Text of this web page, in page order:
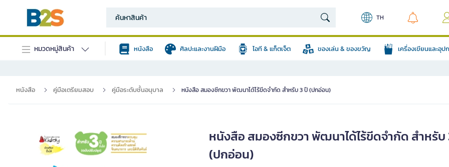
TH
หมวดหมู่สินค้า หนังสือ ศิลปะและงานฝีมือ ไอที & แก็ตเจ็ต ของเล่น & ของขวัญ เครื่องเขียนและอุ
หนังสือ คู่มือเตรียมสอบ คู่มือระดับชั้นอนุบาล หนังสือ สมองซีกขวา พัฒนาได้ไร้ขีดจำกัด สำหรับ 3 ปี (ปกอ่อน)
หนังสือ สมองซีกขวา พัฒนาได้ไร้ขีดจำกัด สำหรับ
(ปกอ่อน)